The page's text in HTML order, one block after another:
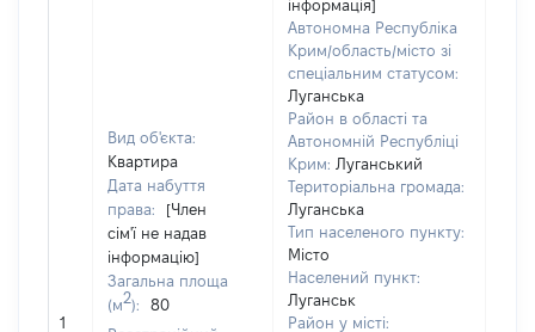
1
Вид об'єкта:
Квартира
Дата набуття
права:
[Член
сім'ї не надав
інформацію]
Загальна площа
(м2):
80
інформація]
Автономна Республіка
Крим/область/місто зі
спеціальним статусом:
Луганська
Район в області та
Автономній Республіці
Крим: Луганський
Територіальна громада:
Луганська
Тип населеного пункту:
Місто
Населений пункт:
Луганськ
Район у місті: